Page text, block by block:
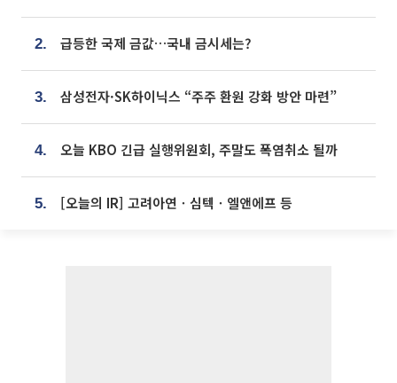
2. 급등한 국제 금값…국내 금시세는?
3. 삼성전자·SK하이닉스 “주주 환원 강화 방안 마련”
4. 오늘 KBO 긴급 실행위원회, 주말도 폭염취소 될까
5. [오늘의 IR] 고려아연ㆍ심텍ㆍ엘앤에프 등